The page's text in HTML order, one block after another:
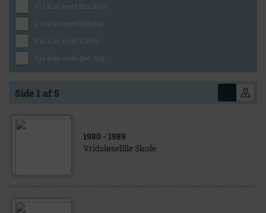
Vis kun med filmklip
Vis kun med lydklip
Vis kun med kilder
Vis kun med geo-tag
Side 1 af 5
1980 - 1989
Vridsløselille Skole